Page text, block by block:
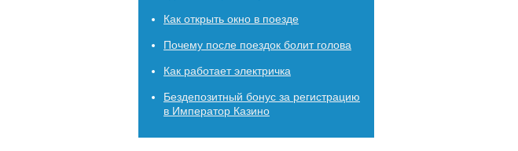
Как открыть окно в поезде
Почему после поездок болит голова
Как работает электричка
Бездепозитный бонус за регистрацию
в Император Казино